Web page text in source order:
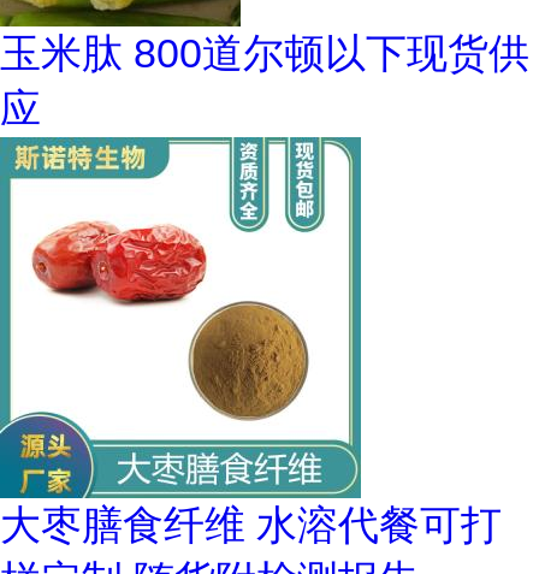
玉米肽 800道尔顿以下现货供
应
大枣膳食纤维 水溶代餐可打